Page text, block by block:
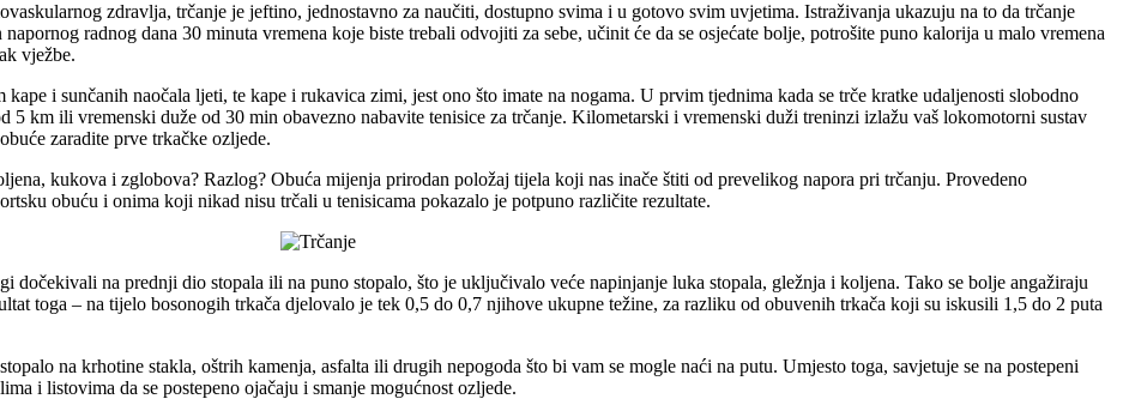
zdravlja, trčanje je jeftino, jednostavno za naučiti, dostupno svima i u gotovo svim uvjetima. Istraživanja ukazuju na to da trčanje
radnog dana 30 minuta vremena koje biste trebali odvojiti za sebe, učinit će da se osjećate bolje, potrošite puno kalorija u malo vremena
vježbe.
i sunčanih naočala ljeti, te kape i rukavica zimi, jest ono što imate na nogama. U prvim tjednima kada se trče kratke udaljenosti slobodno
5 km ili vremenski duže od 30 min obavezno nabavite tenisice za trčanje. Kilometarski i vremenski duži treninzi izlažu vaš lokomotorni sustav
zaradite prve trkačke ozljede.
kukova i zglobova? Razlog? Obuća mijenja prirodan položaj tijela koji nas inače štiti od prevelikog napora pri trčanju. Provedeno
obuću i onima koji nikad nisu trčali u tenisicama pokazalo je potpuno različite rezultate.
dočekivali na prednji dio stopala ili na puno stopalo, što je uključivalo veće napinjanje luka stopala, gležnja i koljena. Tako se bolje angažiraju
toga – na tijelo bosonogih trkača djelovalo je tek 0,5 do 0,7 njihove ukupne težine, za razliku od obuvenih trkača koji su iskusili 1,5 do 2 puta
na krhotine stakla, oštrih kamenja, asfalta ili drugih nepogoda što bi vam se mogle naći na putu. Umjesto toga, savjetuje se na postepeni
i listovima da se postepeno ojačaju i smanje mogućnost ozljede.